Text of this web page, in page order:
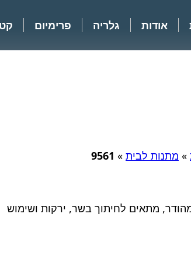
אודות גלריה פרימיום
» מתנות לבית »
9561
מתאים לחיתוך בשר, ירקות ושימוש